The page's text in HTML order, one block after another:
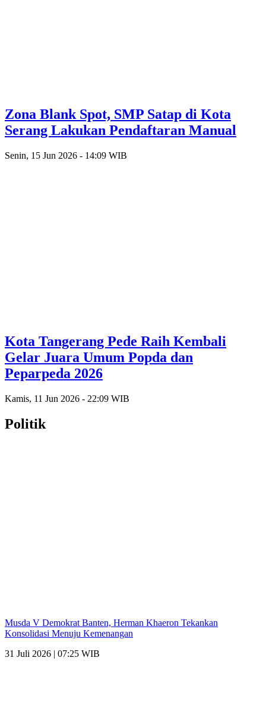
Zona Blank Spot, SMP Satap di Kota
Serang Lakukan Pendaftaran Manual
Senin, 15 Jun 2026 - 14:09 WIB
Kota Tangerang Pede Raih Kembali
Gelar Juara Umum Popda dan
Peparpeda 2026
Kamis, 11 Jun 2026 - 22:09 WIB
Politik
Musda V Demokrat Banten, Herman Khaeron Tekankan
Konsolidasi Menuju Kemenangan
31 Juli 2026 | 07:25 WIB